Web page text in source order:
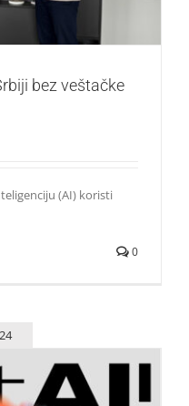
bez veštačke
(AI) koristi
0